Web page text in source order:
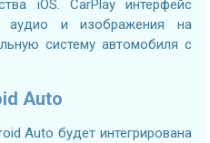
iOS. CarPlay интерфейс
аудио и изображения на
систему автомобиля с
Auto
Auto будет интегрирована